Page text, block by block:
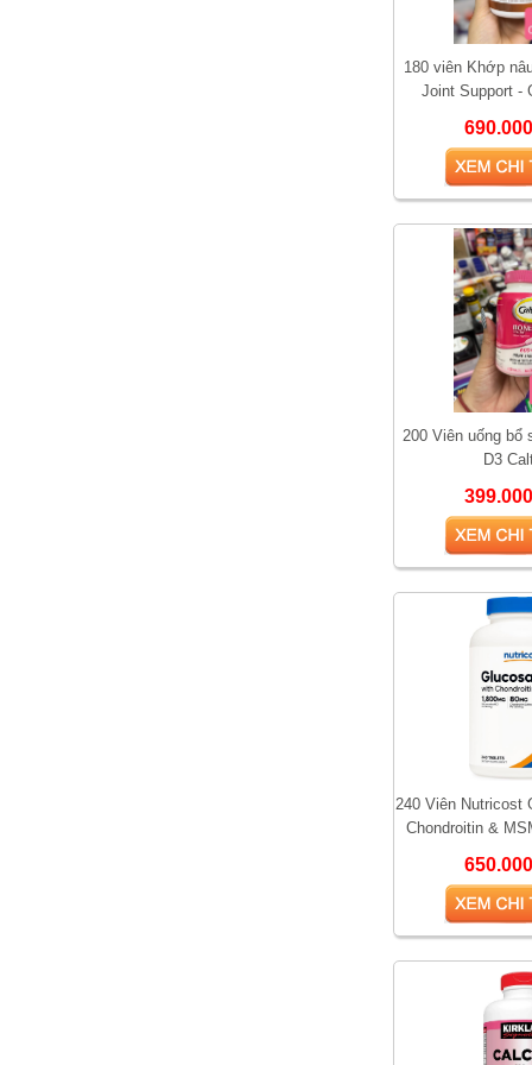
180 viên Khớp
Joint Support -
200 Viên uống bổ
D3
240 Viên Nutricost
Chondroitin &